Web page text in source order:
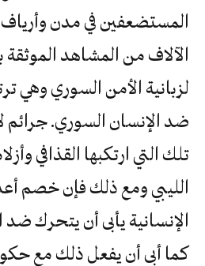
المستضعفين في مدن
الآلاف من المشاهد
لزبانية الأمن السوري وهي
ضد الإنسان السوري. جرائم
تلك التي ارتكبها القذافي
الليبي ومع ذلك فإن خصم
الإنسانية يأبى أن يتحرك ضد
كما أبى أن يفعل ذلك مع